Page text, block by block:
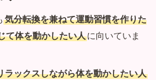
気分転換を兼ねて運動習慣を作りた
て体を動かしたい人に向いていま
ラックスしながら体を動かしたい人